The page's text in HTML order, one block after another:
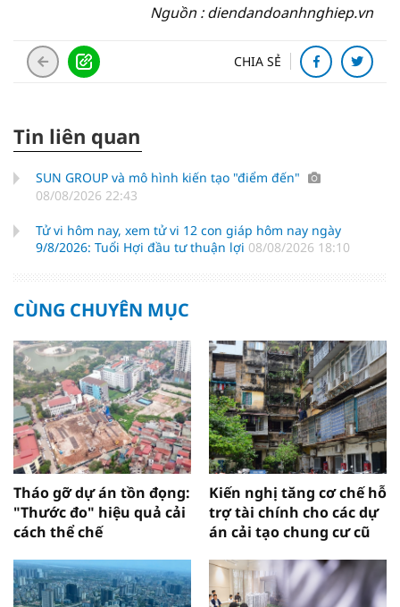
Nguồn : diendandoanhnghiep.vn
CHIA SẺ
Tin liên quan
SUN GROUP và mô hình kiến tạo "điểm đến"
08/08/2026 22:43
Tử vi hôm nay, xem tử vi 12 con giáp hôm nay ngày
9/8/2026: Tuổi Hợi đầu tư thuận lợi 08/08/2026 18:10
CÙNG CHUYÊN MỤC
Tháo gỡ dự án tồn đọng:
"Thước đo" hiệu quả cải
cách thể chế
Kiến nghị tăng cơ chế hỗ
trợ tài chính cho các dự
án cải tạo chung cư cũ